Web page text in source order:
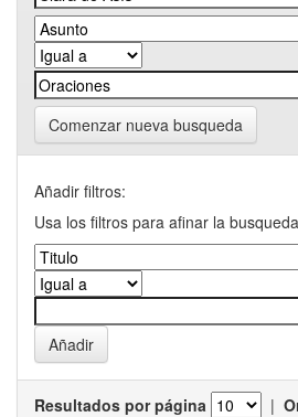
Comenzar nueva busqueda
Añadir filtros:
Usa los filtros para afinar la
Resultados por página |